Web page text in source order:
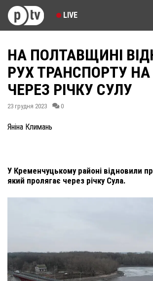
LIVE
НА ПОЛТАВЩИНІ
РУХ ТРАНСПОРТУ
ЧЕРЕЗ РІЧКУ СУЛУ
23 грудня 2023 0
Яніна Климань
У Кременчуцькому районі відновили
який пролягає через річку Сула.